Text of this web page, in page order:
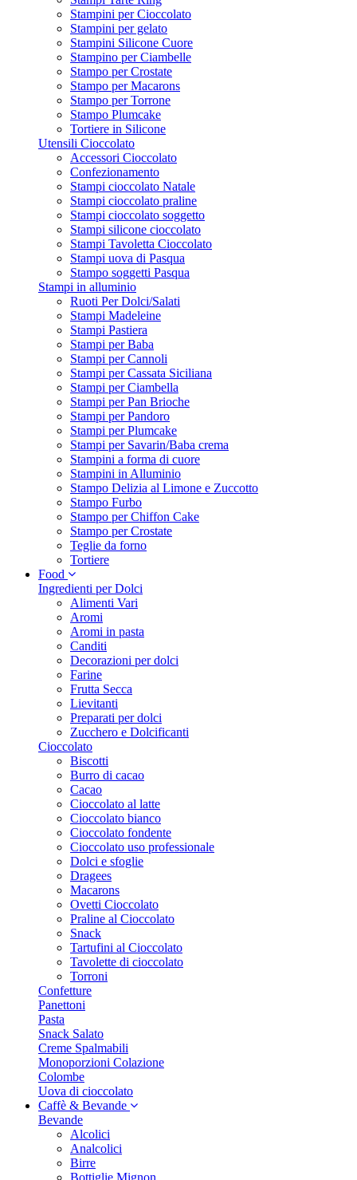
Stampini per Cioccolato
Stampini per gelato
Stampini Silicone Cuore
Stampino per Ciambelle
Stampo per Crostate
Stampo per Macarons
Stampo per Torrone
Stampo Plumcake
Tortiere in Silicone
Utensili Cioccolato
Accessori Cioccolato
Confezionamento
Stampi cioccolato Natale
Stampi cioccolato praline
Stampi cioccolato soggetto
Stampi silicone cioccolato
Stampi Tavoletta Cioccolato
Stampi uova di Pasqua
Stampo soggetti Pasqua
Stampi in alluminio
Ruoti Per Dolci/Salati
Stampi Madeleine
Stampi Pastiera
Stampi per Baba
Stampi per Cannoli
Stampi per Cassata Siciliana
Stampi per Ciambella
Stampi per Pan Brioche
Stampi per Pandoro
Stampi per Plumcake
Stampi per Savarin/Baba crema
Stampini a forma di cuore
Stampini in Alluminio
Stampo Delizia al Limone e Zuccotto
Stampo Furbo
Stampo per Chiffon Cake
Stampo per Crostate
Teglie da forno
Tortiere
Food
Ingredienti per Dolci
Alimenti Vari
Aromi
Aromi in pasta
Canditi
Decorazioni per dolci
Farine
Frutta Secca
Lievitanti
Preparati per dolci
Zucchero e Dolcificanti
Cioccolato
Biscotti
Burro di cacao
Cacao
Cioccolato al latte
Cioccolato bianco
Cioccolato fondente
Cioccolato uso professionale
Dolci e sfoglie
Dragees
Macarons
Ovetti Cioccolato
Praline al Cioccolato
Snack
Tartufini al Cioccolato
Tavolette di cioccolato
Torroni
Confetture
Panettoni
Pasta
Snack Salato
Creme Spalmabili
Monoporzioni Colazione
Colombe
Uova di cioccolato
Caffè & Bevande
Bevande
Alcolici
Analcolici
Birre
Bottiglie Mignon